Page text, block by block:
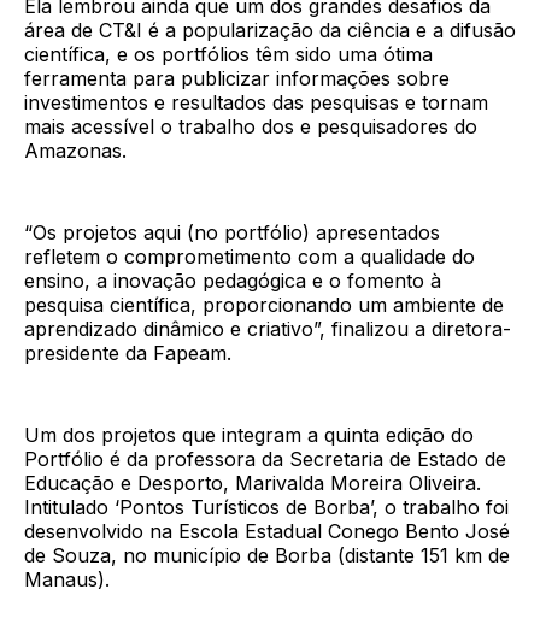
Ela lembrou ainda que um dos grandes desafios da
área de CT&I é a popularização da ciência e a difusão
científica, e os portfólios têm sido uma ótima
ferramenta para publicizar informações sobre
investimentos e resultados das pesquisas e tornam
mais acessível o trabalho dos e pesquisadores do
Amazonas.
“Os projetos aqui (no portfólio) apresentados
refletem o comprometimento com a qualidade do
ensino, a inovação pedagógica e o fomento à
pesquisa científica, proporcionando um ambiente de
aprendizado dinâmico e criativo”, finalizou a diretora-
presidente da Fapeam.
Um dos projetos que integram a quinta edição do
Portfólio é da professora da Secretaria de Estado de
Educação e Desporto, Marivalda Moreira Oliveira.
Intitulado ‘Pontos Turísticos de Borba’, o trabalho foi
desenvolvido na Escola Estadual Conego Bento José
de Souza, no município de Borba (distante 151 km de
Manaus).